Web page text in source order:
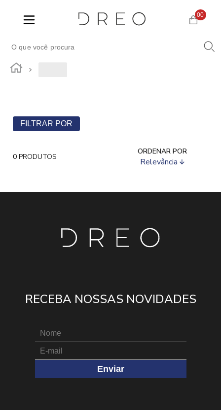
00
FILTRAR POR
0 PRODUTOS
ORDENAR POR
Relevância
RECEBA NOSSAS NOVIDADES
Enviar